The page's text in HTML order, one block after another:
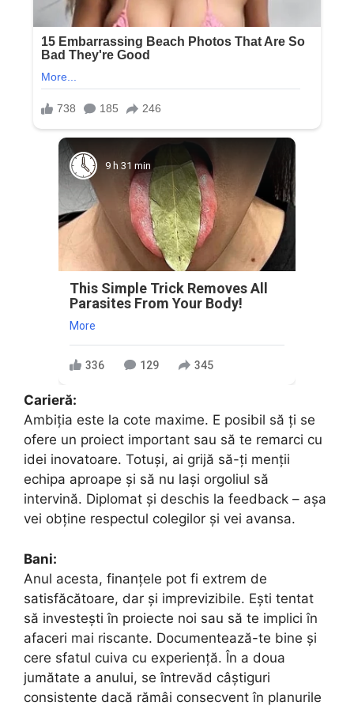
9 h 31 min
This Simple Trick Removes All
Parasites From Your Body!
More
336 129 345
Carieră:
Ambiția este la cote maxime. E posibil să ți se
ofere un proiect important sau să te remarci cu
idei inovatoare. Totuși, ai grijă să-ți menții
echipa aproape și să nu lași orgoliul să
intervină. Diplomat și deschis la feedback – așa
vei obține respectul colegilor și vei avansa.
Bani:
Anul acesta, finanțele pot fi extrem de
satisfăcătoare, dar și imprevizibile. Ești tentat
să investești în proiecte noi sau să te implici în
afaceri mai riscante. Documentează-te bine și
cere sfatul cuiva cu experiență. În a doua
jumătate a anului, se întrevăd câștiguri
consistente dacă rămâi consecvent în planurile